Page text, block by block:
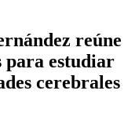
reúne
para estudiar
cerebrales